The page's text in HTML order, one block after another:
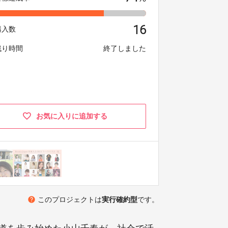
入数 16
り時間 終了しました
お気に入りに追加する
help このプロジェクトは実行確約型です。